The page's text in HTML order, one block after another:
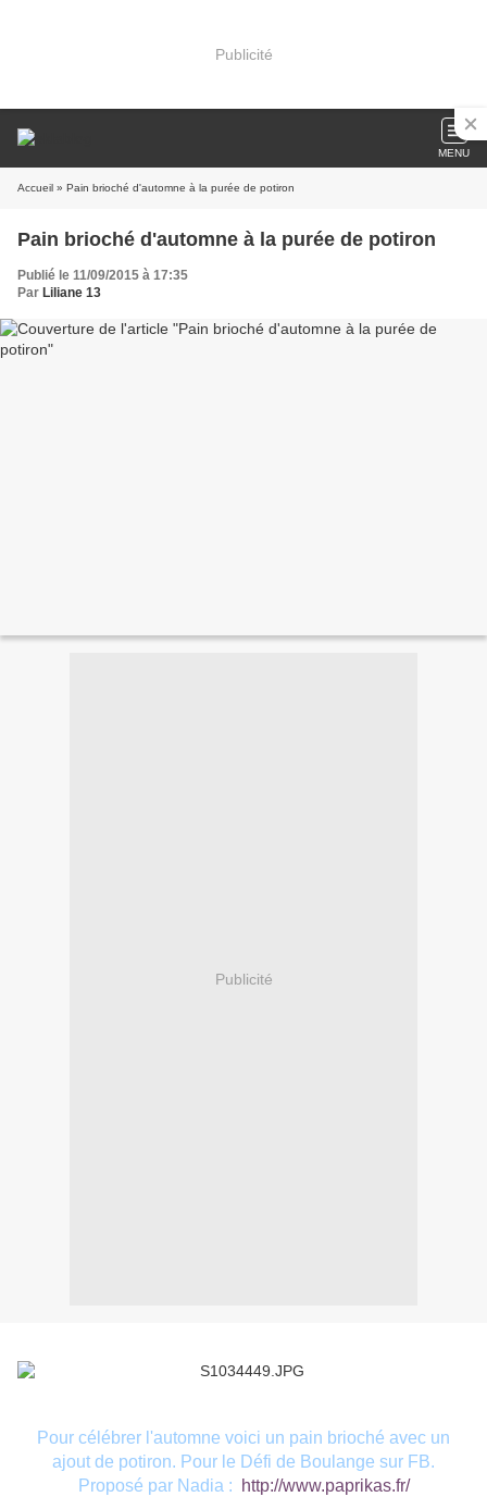
Publicité
MENU
Accueil » Pain brioché d'automne à la purée de potiron
Pain brioché d'automne à la purée de potiron
Publié le 11/09/2015 à 17:35
Par Liliane 13
Publicité
Pour célébrer l'automne voici un pain brioché avec un
ajout de potiron. Pour le Défi de Boulange sur FB.
Proposé par Nadia :
http://www.paprikas.fr/